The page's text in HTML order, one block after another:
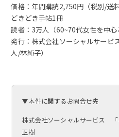
価格：年間購読2,750円（税別/送
どきどき手帖1冊
読者：3万人（60~70代女性を中心
発行：株式会社ソーシャルサービ
人/林純子）
▼本件に関するお問合せ先
株式会社ソーシャルサービス
正樹